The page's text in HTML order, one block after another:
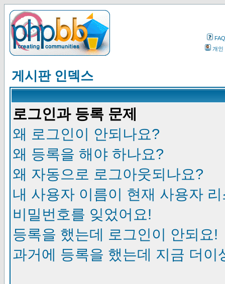
FAQ
개인
게시판 인덱스
로그인과 등록 문제
왜 로그인이 안되나요?
왜 등록을 해야 하나요?
왜 자동으로 로그아웃되나요?
내 사용자 이름이 현재 사용자
비밀번호를 잊었어요!
등록을 했는데 로그인이 안되요!
과거에 등록을 했는데 지금 더이